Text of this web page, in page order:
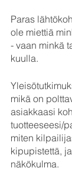
Paras
ole miettiä
- vaan minkä
kuulla.
mikä on
asiakkaasi
tuotteeseesi/
miten
kipupistettä,
näkökulma.